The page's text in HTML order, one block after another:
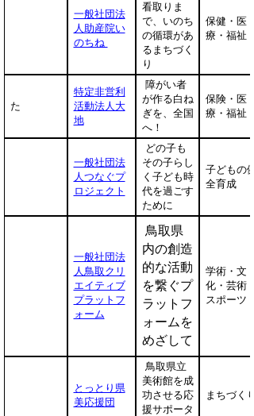
一般社団法
人助産院い
のちね
看取りま
で、いのち
の循環があ
るまちづく
り
保健・医
療・福祉
た
特定非営利
活動法人大
地
障がい者
が作る白ね
ぎを、全国
へ！
保険・医
療・福祉
一般社団法
人つなぐプ
ロジェクト
どの子も
その子らし
く子ども時
代を過ごす
ために
子どもの健
全育成
一般社団法
人鳥取クリ
エイティブ
プラットフ
ォーム
鳥取県
内の創造
的な活動
を繋ぐプ
ラットフ
ォームを
めざして
学術・文
化・芸術・
スポーツ
とっとり県
美応援団
鳥取県立
美術館を成
功させる応
援サポータ
まちづくり